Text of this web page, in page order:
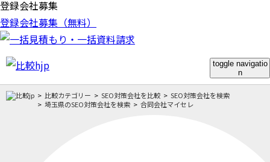
登録会社募集
登録会社募集（無料）
toggle navigatio
n
比較カテゴリー SEO対策会社を比較
SEO対策会社を検索
埼玉県のSEO対策会社を検索
合同会社マイセレ